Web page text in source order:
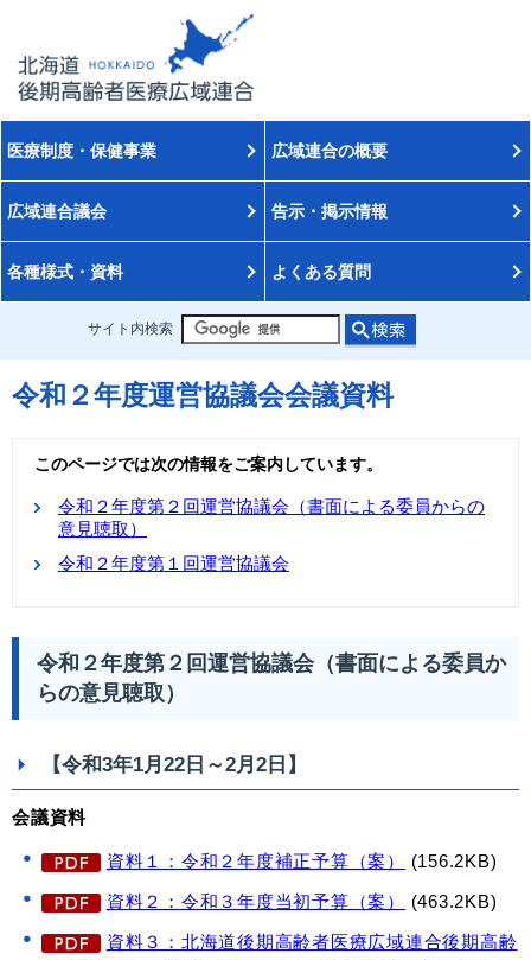
医療制度・保健事業 広域連合の概要
広域連合議会 告示・掲示情報
各種様式・資料 よくある質問
サイト内検索
令和２年度運営協議会会議資料
このページでは次の情報をご案内しています。
令和２年度第２回運営協議会（書面による委員からの
意見聴取）
令和２年度第１回運営協議会
令和２年度第２回運営協議会（書面による委員か
らの意見聴取）
【令和3年1月22日～2月2日】
会議資料
資料１：令和２年度補正予算（案）
(156.2KB)
資料２：令和３年度当初予算（案）
(463.2KB)
資料３：北海道後期高齢者医療広域連合後期高齢